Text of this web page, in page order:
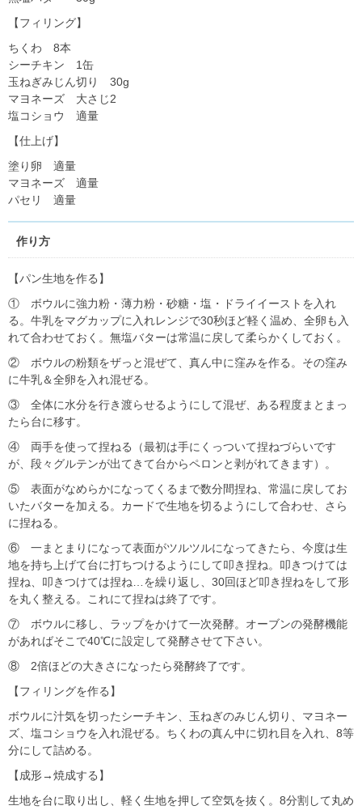
【フィリング】
ちくわ 8本
シーチキン 1缶
玉ねぎみじん切り 30g
マヨネーズ 大さじ2
塩コショウ 適量
【仕上げ】
塗り卵 適量
マヨネーズ 適量
パセリ 適量
作り方
【パン生地を作る】
① ボウルに強力粉・薄力粉・砂糖・塩・ドライイーストを入れ
る。牛乳をマグカップに入れレンジで30秒ほど軽く温め、全卵も入
れて合わせておく。無塩バターは常温に戻して柔らかくしておく。
② ボウルの粉類をザっと混ぜて、真ん中に窪みを作る。その窪み
に牛乳＆全卵を入れ混ぜる。
③ 全体に水分を行き渡らせるようにして混ぜ、ある程度まとまっ
たら台に移す。
④ 両手を使って捏ねる（最初は手にくっついて捏ねづらいです
が、段々グルテンが出てきて台からペロンと剥がれてきます）。
⑤ 表面がなめらかになってくるまで数分間捏ね、常温に戻してお
いたバターを加える。カードで生地を切るようにして合わせ、さら
に捏ねる。
⑥ 一まとまりになって表面がツルツルになってきたら、今度は生
地を持ち上げて台に打ちつけるようにして叩き捏ね。叩きつけては
捏ね、叩きつけては捏ね…を繰り返し、30回ほど叩き捏ねをして形
を丸く整える。これにて捏ねは終了です。
⑦ ボウルに移し、ラップをかけて一次発酵。オーブンの発酵機能
があればそこで40℃に設定して発酵させて下さい。
⑧ 2倍ほどの大きさになったら発酵終了です。
【フィリングを作る】
ボウルに汁気を切ったシーチキン、玉ねぎのみじん切り、マヨネー
ズ、塩コショウを入れ混ぜる。ちくわの真ん中に切れ目を入れ、8等
分にして詰める。
【成形→焼成する】
生地を台に取り出し、軽く生地を押して空気を抜く。8分割して丸め